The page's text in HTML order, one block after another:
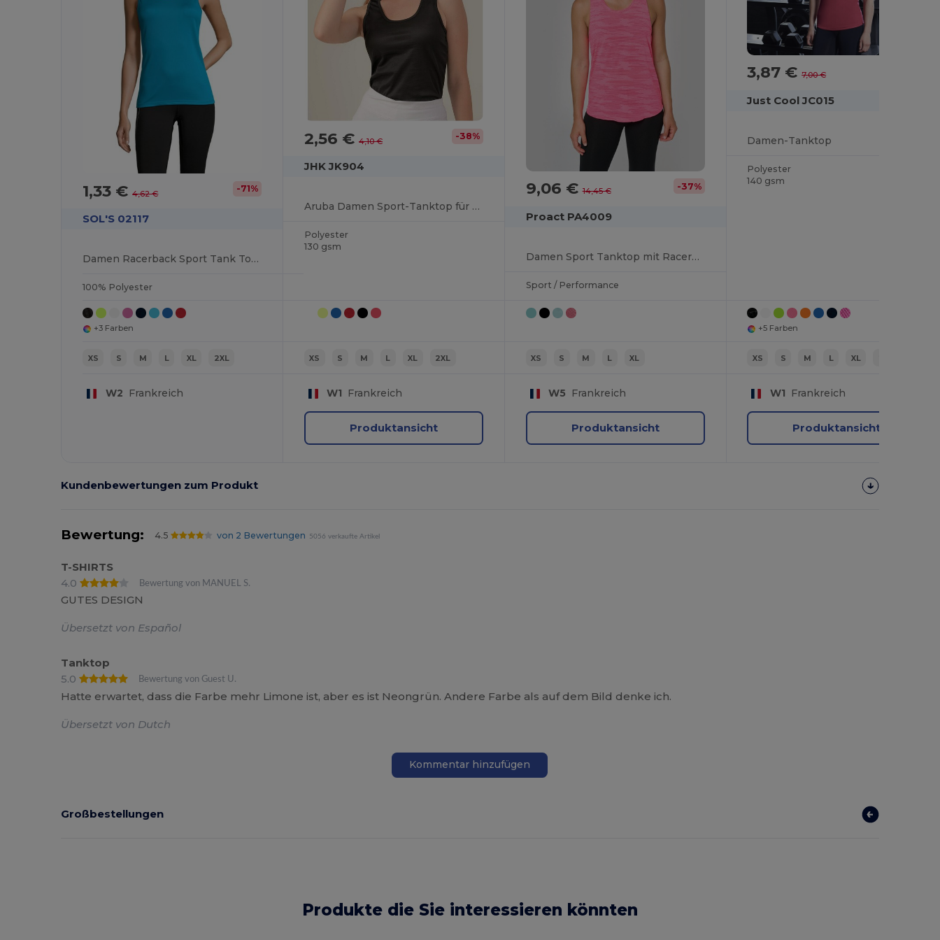
1,33 €4,62 € -71%
SOL'S 02117
Damen Racerback Sport Tank Top Sporty Tt
100% Polyester
+3 Farben
XS S M L XL 2XL
W2 Frankreich
2,56 € 4,10 € -38%
JHK JK904
Aruba Damen Sport-Tanktop für Zumba und Outdoor
Polyester
130 gsm
XS S M L XL 2XL
W1 Frankreich
Produktansicht
9,06 €14,45 € -37%
Proact PA4009
Damen Sport Tanktop mit Racerback und Slub-Effekt
Sport / Performance
XS S M L XL
W5 Frankreich
Produktansicht
3,87 €7,00 €
Just Cool JC015
Damen-Tanktop
Polyester
140 gsm
+5 Farben
XS S M L XL
W1 Frankreich
Produktansicht
Kundenbewertungen zum Produkt
Bewertung: 4.5 von 2 Bewertungen 5056 verkaufte Artikel
T-SHIRTS
4.0
Bewertung von MANUEL S.
GUTES DESIGN
Übersetzt von Español
Tanktop
5.0
Bewertung von Guest U.
Hatte erwartet, dass die Farbe mehr Limone ist, aber es ist Neongrün. Andere Farbe als auf dem Bild denke ich.
Übersetzt von Dutch
Kommentar hinzufügen
Großbestellungen
Produkte die Sie interessieren könnten